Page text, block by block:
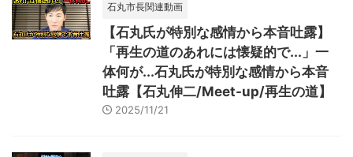
石丸市長関連動画
【石丸氏が特別な感情から本音吐露】
「再生の道のあれには懐疑的で...」一
体何が...石丸氏が特別な感情から本音
吐露【石丸伸二/Meet-up/再生の道】
2025/11/21